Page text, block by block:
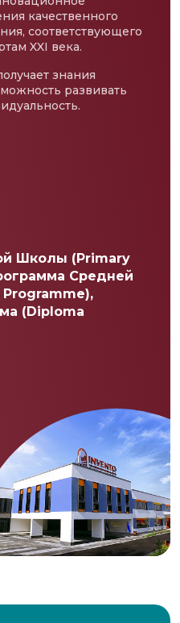
качественного
соответствующего
XXI века.
знания
развивать
Школы (Primary
Средней
(Diploma